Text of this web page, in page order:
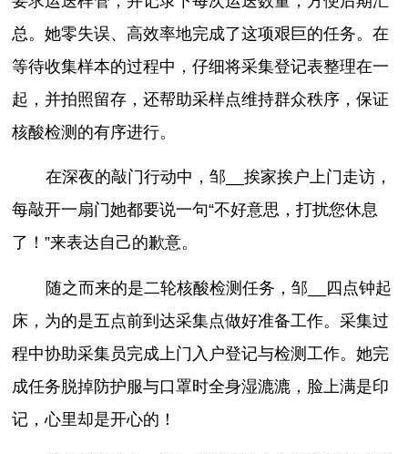
总。她零失误、高效率地完成了这项艰巨的任务。在
等待收集样本的过程中，仔细将采集登记表整理在一
起，并拍照留存，还帮助采样点维持群众秩序，保证
核酸检测的有序进行。
在深夜的敲门行动中，邹__挨家挨户上门走访，
每敲开一扇门她都要说一句“不好意思，打扰您休息
了！”来表达自己的歉意。
随之而来的是二轮核酸检测任务，邹__四点钟起
床，为的是五点前到达采集点做好准备工作。采集过
程中协助采集员完成上门入户登记与检测工作。她完
成任务脱掉防护服与口罩时全身湿漉漉，脸上满是印
记，心里却是开心的！